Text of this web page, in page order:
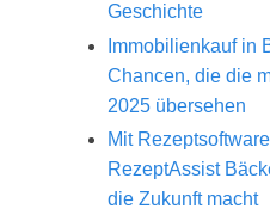
Geschichte
Immobilienkauf in
Chancen, die die
2025 übersehen
Mit
RezeptAssist
die Zukunft macht